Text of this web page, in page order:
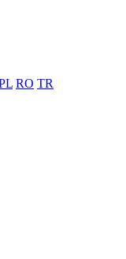
RO TR